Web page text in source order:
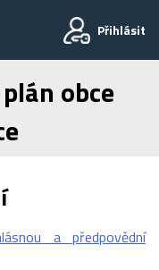
Přihlásit
obce
a předpovědní